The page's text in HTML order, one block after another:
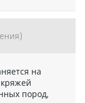
на
пород,